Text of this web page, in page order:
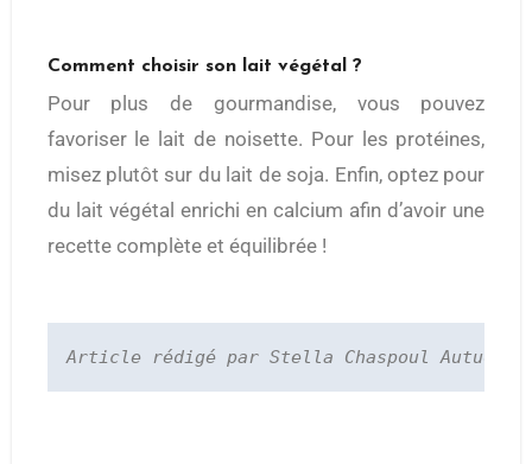
Comment choisir son lait végétal ?
Pour plus de gourmandise, vous pouvez
favoriser le lait de noisette. Pour les protéines,
misez plutôt sur du lait de soja. Enfin, optez pour
du lait végétal enrichi en calcium afin d’avoir une
recette complète et équilibrée !
Article rédigé par Stella Chaspoul Autuoro